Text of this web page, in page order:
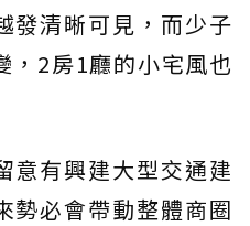
發清晰可見，而少子
，2房1廳的小宅風也
意有興建大型交通建
勢必會帶動整體商圈